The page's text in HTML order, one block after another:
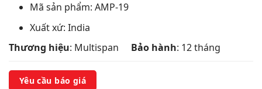
Mã sản phẩm: AMP-19
Xuất xứ: India
Thương hiệu: Multispan Bảo hành: 12 tháng
Yêu cầu báo giá